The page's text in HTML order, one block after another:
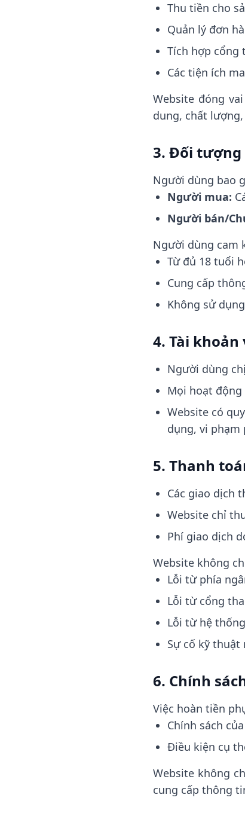
Thu tiền cho
Quản lý đơn
Tích hợp cổng
Các tiện ích
Website đóng
dung, chất
3. Đối tượng
Người dùng bao
Người mua:
Người bán/
Người dùng cam
Từ đủ 18 tuổi
Cung cấp
Không sử
4. Tài
Người dùng
Mọi hoạt
Website có
dụng, vi phạm
5. Thanh
Các giao dịch
Website chỉ
Phí giao dịch
Website không
Lỗi từ phía
Lỗi từ cổng
Lỗi từ hệ
Sự cố kỹ
6. Chính
Việc hoàn tiền
Chính sách
Điều kiện cụ
Website không
cung cấp thông